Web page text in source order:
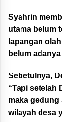
Syahrin
utama belum
lapangan
belum
Sebetulnya,
“Tapi setelah
maka gedung
wilayah desa